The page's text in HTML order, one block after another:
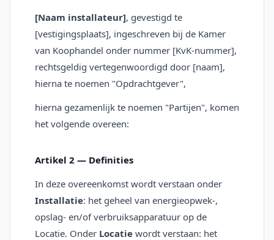
[Naam installateur], gevestigd te
[vestigingsplaats], ingeschreven bij de Kamer
van Koophandel onder nummer [KvK-nummer],
rechtsgeldig vertegenwoordigd door [naam],
hierna te noemen "Opdrachtgever",
hierna gezamenlijk te noemen "Partijen", komen
het volgende overeen:
Artikel 2 — Definities
In deze overeenkomst wordt verstaan onder
Installatie: het geheel van energieopwek-,
opslag- en/of verbruiksapparatuur op de
Locatie. Onder Locatie wordt verstaan: het